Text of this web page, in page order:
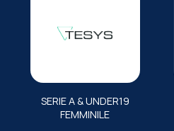
SERIE A & UNDER19
FEMMINILE